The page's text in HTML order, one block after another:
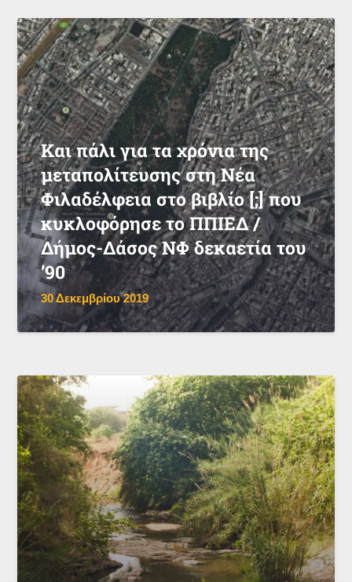
Και πάλι για τα χρόνια της
μεταπολίτευσης στη Νέα
Φιλαδέλφεια στο βιβλίο [;] που
κυκλοφόρησε το ΠΠΙΕΔ /
Δήμος-Δάσος ΝΦ δεκαετία του
’90
30 Δεκεμβρίου 2019